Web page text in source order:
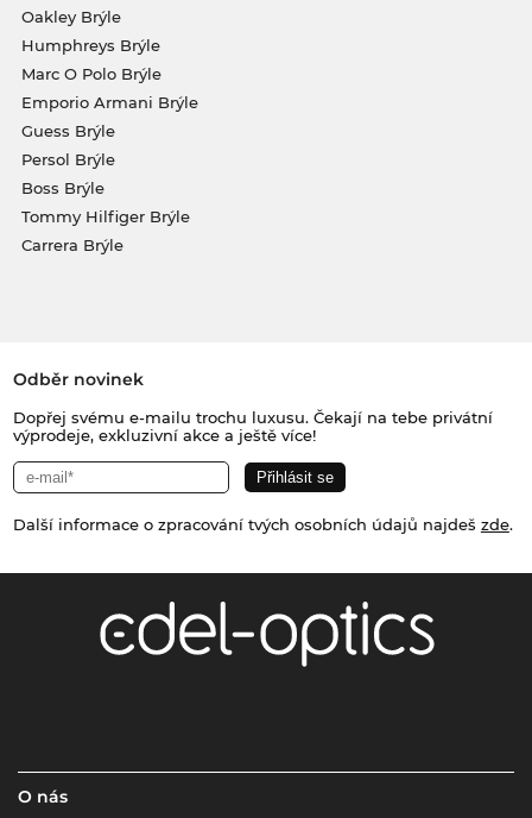
Oakley Brýle
Humphreys Brýle
Marc O Polo Brýle
Emporio Armani Brýle
Guess Brýle
Persol Brýle
Boss Brýle
Tommy Hilfiger Brýle
Carrera Brýle
Odběr novinek
Dopřej svému e-mailu trochu luxusu. Čekají na tebe privátní
výprodeje, exkluzivní akce a ještě více!
Další informace o zpracování tvých osobních údajů najdeš zde.
O nás